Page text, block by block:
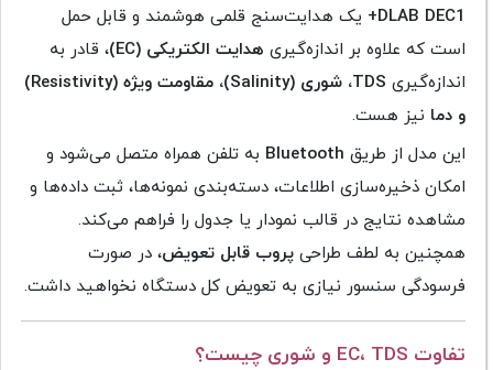
DLAB DEC1+
یک هدایت‌سنج قلمی هوشمند و قابل حمل
است که علاوه بر اندازه‌گیری هدایت الکتریکی (EC)
، قادر به
اندازه‌گیری
TDS، شوری (Salinity)، مقاومت ویژه (Resistivity)
و دما نیز هست.
این مدل از طریق Bluetooth به تلفن همراه متصل می‌شود و
امکان ذخیره‌سازی اطلاعات، دسته‌بندی نمونه‌ها، ثبت داده‌ها و
مشاهده نتایج در قالب نمودار یا جدول را فراهم می‌کند.
همچنین به لطف طراحیپروب قابل تعویض، در صورت
فرسودگی سنسور نیازی به تعویض کل دستگاه نخواهید داشت.
تفاوت EC، TDS و شوری چیست؟